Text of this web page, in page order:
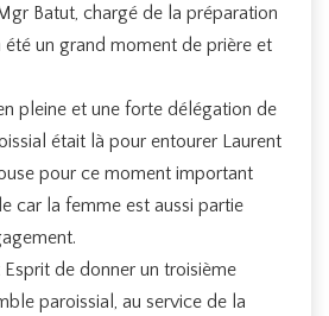
Batut, chargé de la préparation
été un grand moment de prière et
pleine et une forte délégation de
était là pour entourer Laurent
pour ce moment important
car la femme est aussi partie
de donner un troisième
paroissial, au service de la